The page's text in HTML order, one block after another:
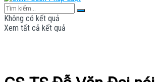
Không có kết quả
Xem tất cả kết quả